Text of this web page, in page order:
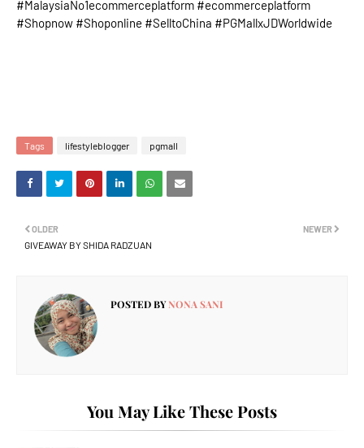
#MalaysiaNo1ecommerceplatform #ecommerceplatform
#Shopnow #Shoponline #SelltoChina #PGMallxJDWorldwide
Tags lifestyleblogger pgmall
NEWER
OLDER
GIVEAWAY BY SHIDA RADZUAN
POSTED BYNONA SANI
You May Like These Posts